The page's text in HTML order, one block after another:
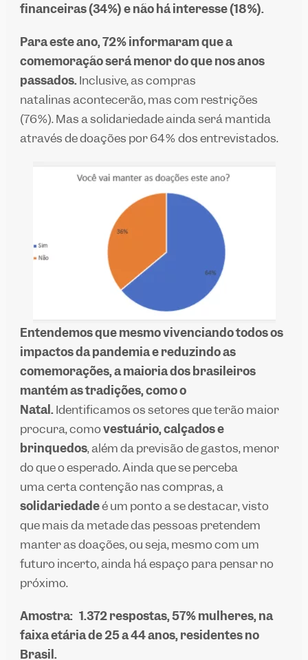
financeiras (34%) e não há interesse (18%).
Para este ano, 72% informaram que a
comemoração será menor do que nos anos
passados. Inclusive, as compras
natalinas acontecerão, mas com restrições
(76%). Mas a solidariedade ainda será mantida
através de doações por 64% dos entrevistados.
Entendemos que mesmo vivenciando todos os
impactos da pandemia e reduzindo as
comemorações, a maioria dos brasileiros
mantém as tradições, como o
Natal. Identificamos os setores que terão maior
procura, comovestuário, calçados e
brinquedos, além da previsão de gastos, menor
do que o esperado. Ainda que se perceba
uma certa contenção nas compras, a
solidariedadeé um ponto a se destacar, visto
que mais da metade das pessoas pretendem
manter as doações, ou seja, mesmo com um
futuro incerto, ainda há espaço para pensar no
próximo.
Amostra: 1.372 respostas, 57% mulheres, na
faixa etária de 25 a 44 anos, residentes no
Brasil.